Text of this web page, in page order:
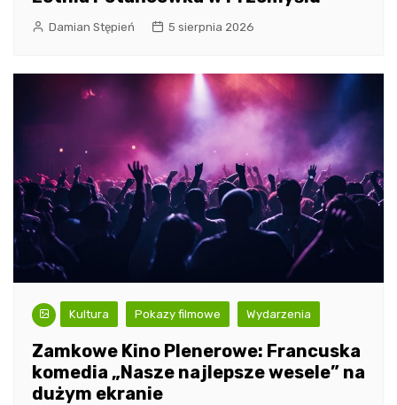
Damian Stępień 5 sierpnia 2026
Kultura Pokazy filmowe Wydarzenia
Zamkowe Kino Plenerowe: Francuska
komedia „Nasze najlepsze wesele” na
dużym ekranie